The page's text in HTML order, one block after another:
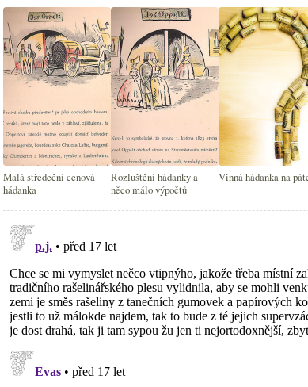
Malá středeční cenová
hádanka
Rozluštění hádanky a
něco málo výpočtů
Vinná hádanka na